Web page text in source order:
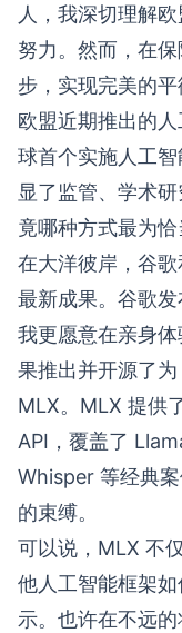
人，我深切理解
努力。然而，在
步，实现完美的平
欧盟近期推出的
球首个实施人工
显了监管、学术
竟哪种方式最为恰
在大洋彼岸，谷
最新成果。谷歌
我更愿意在亲身
果推出并开源了
MLX。MLX 提供
API，覆盖了
Whisper 等经典
的束缚。
可以说，MLX 不
他人工智能框架
示。也许在不远